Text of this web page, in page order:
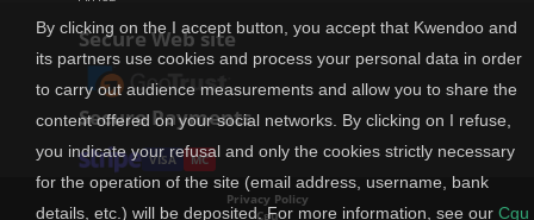
Secure Web site
Secure Payments
VISA MC
Privacy Policy
Cgu
By clicking on the I accept button, you accept that Kwendoo and
its partners use cookies and process your personal data in order
to carry out audience measurements and allow you to share the
content offered on your social networks. By clicking on I refuse,
you indicate your refusal and only the cookies strictly necessary
for the operation of the site (email address, username, bank
details, etc.) will be deposited. For more information, see our Cgu